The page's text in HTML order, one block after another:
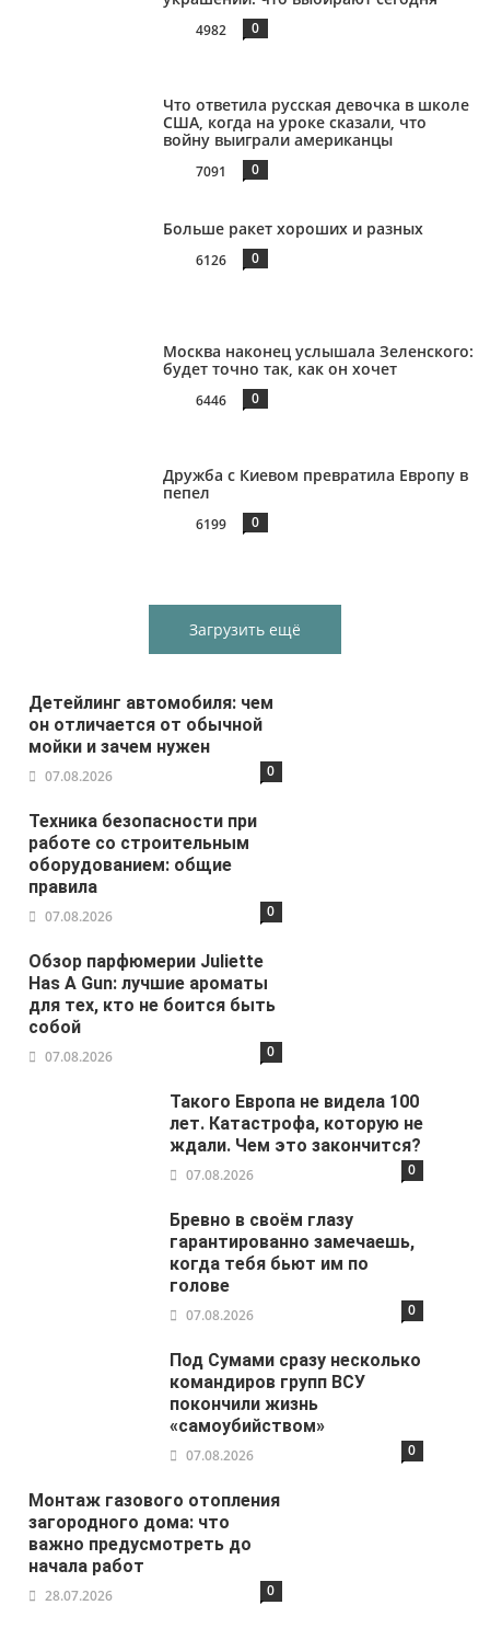
4982 0
Что ответила русская девочка в школе
США, когда на уроке сказали, что
войну выиграли американцы
7091 0
Больше ракет хороших и разных
6126 0
Москва наконец услышала Зеленского:
будет точно так, как он хочет
6446 0
Дружба с Киевом превратила Европу в
пепел
6199 0
Загрузить ещё
Детейлинг автомобиля: чем
он отличается от обычной
мойки и зачем нужен
07.08.2026 0
Техника безопасности при
работе со строительным
оборудованием: общие
правила
07.08.2026 0
Обзор парфюмерии Juliette
Has A Gun: лучшие ароматы
для тех, кто не боится быть
собой
07.08.2026 0
Такого Европа не видела 100
лет. Катастрофа, которую не
ждали. Чем это закончится?
07.08.2026 0
Бревно в своём глазу
гарантированно замечаешь,
когда тебя бьют им по
голове
07.08.2026 0
Под Сумами сразу несколько
командиров групп ВСУ
покончили жизнь
«самоубийством»
07.08.2026 0
Монтаж газового отопления
загородного дома: что
важно предусмотреть до
начала работ
28.07.2026 0